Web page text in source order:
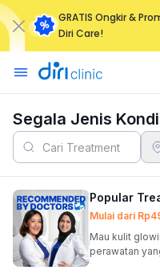
GRATIS Ongkir &
Diri Care!
Segala Jenis
Popular
Mulai dari
Mau kulit
perawatan